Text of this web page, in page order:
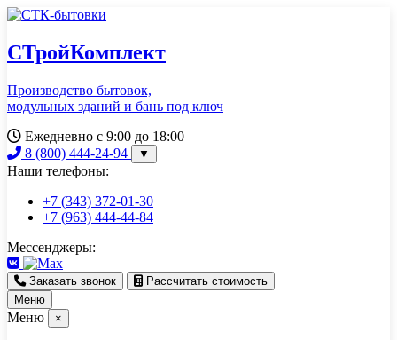
СТройКомплект
Производство бытовок,
модульных зданий и бань под ключ
Ежедневно с 9:00 до 18:00
8 (800) 444-24-94
▼
Наши телефоны:
+7 (343) 372-01-30
+7 (963) 444-44-84
Мессенджеры:
Заказать звонок
Рассчитать стоимость
Меню
Меню ×